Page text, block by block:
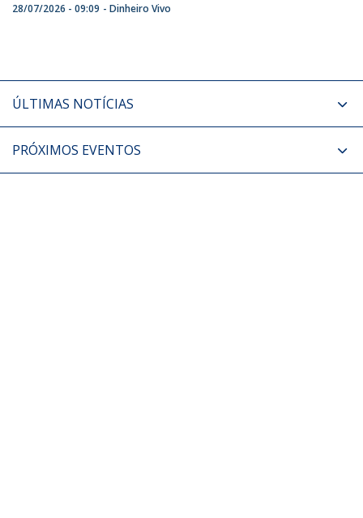
28/07/2026 - 09:09 Dinheiro Vivo
ÚLTIMAS NOTÍCIAS
PRÓXIMOS EVENTOS